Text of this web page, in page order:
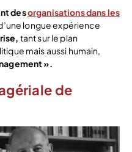
desorganisations dans les
longue expérience
tant sur le plan
mais aussi humain,
».
de